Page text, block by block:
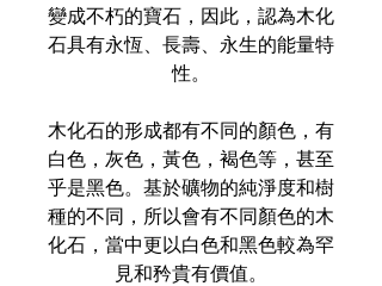
變成不朽的寶石，因此，認為木化
石具有永恆、長壽、永生的能量特
性。
木化石的形成都有不同的顏色，有
白色，灰色，黃色，褐色等，甚至
乎是黑色。基於礦物的純淨度和樹
種的不同，所以會有不同顏色的木
化石，當中更以白色和黑色較為罕
見和矜貴有價值。